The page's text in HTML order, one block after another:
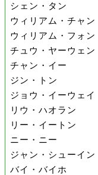
シェン・タン
ウィリアム・チャン
ウィリアム・フォン
チュウ・ヤーウェン
チャン・イー
ジン・トン
ジョウ・イーウェイ
リウ・ハオラン
リー・イートン
ニー・ニー
ジャン・シューイン
バイ・バイホ